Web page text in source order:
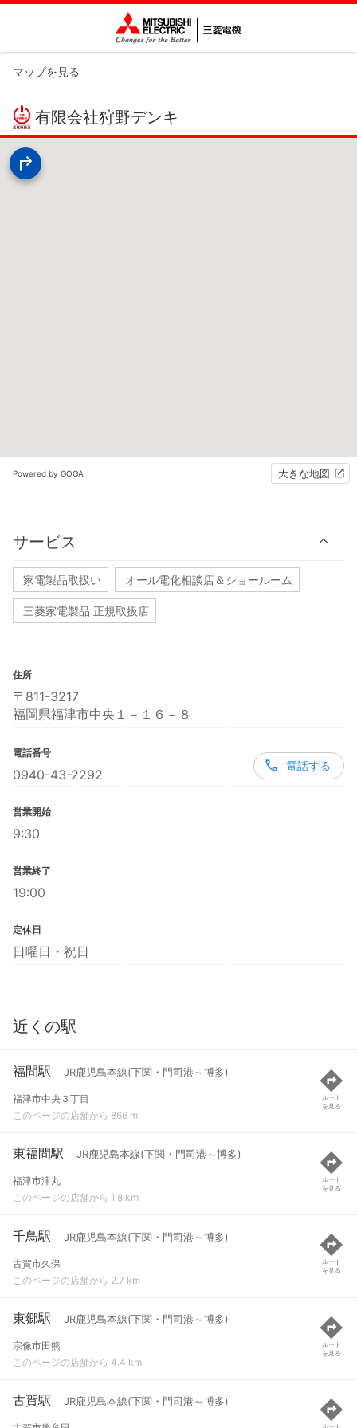
マップを見る
有限会社狩野デンキ
Powered by GOGA 大きな地図
サービス
家電製品取扱い オール電化相談店＆ショールーム
三菱家電製品 正規取扱店
住所
〒811-3217
福岡県福津市中央１－１６－８
電話番号
0940-43-2292
電話する
営業開始
9:30
営業終了
19:00
定休日
日曜日・祝日
近くの駅
福間駅 JR鹿児島本線(下関・門司港～博多)
福津市中央３丁目
このページの店舗から 866 m
ルート
を見る
東福間駅 JR鹿児島本線(下関・門司港～博多)
福津市津丸
このページの店舗から 1.8 km
ルート
を見る
千鳥駅 JR鹿児島本線(下関・門司港～博多)
古賀市久保
このページの店舗から 2.7 km
ルート
を見る
東郷駅 JR鹿児島本線(下関・門司港～博多)
宗像市田熊
このページの店舗から 4.4 km
ルート
を見る
古賀駅 JR鹿児島本線(下関・門司港～博多)